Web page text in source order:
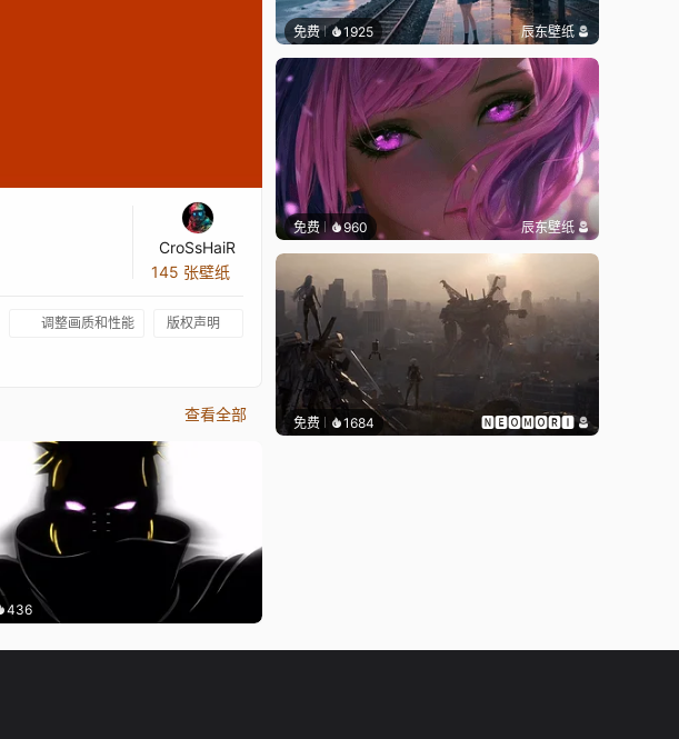
CroSsHaiR
145 张壁纸
调整画质和性能 版权声明
查看全部
436
免费 1925 辰东壁纸
免费 960 辰东壁纸
免费 1684 🅽🅴🅾🅼🅾🆁🅸